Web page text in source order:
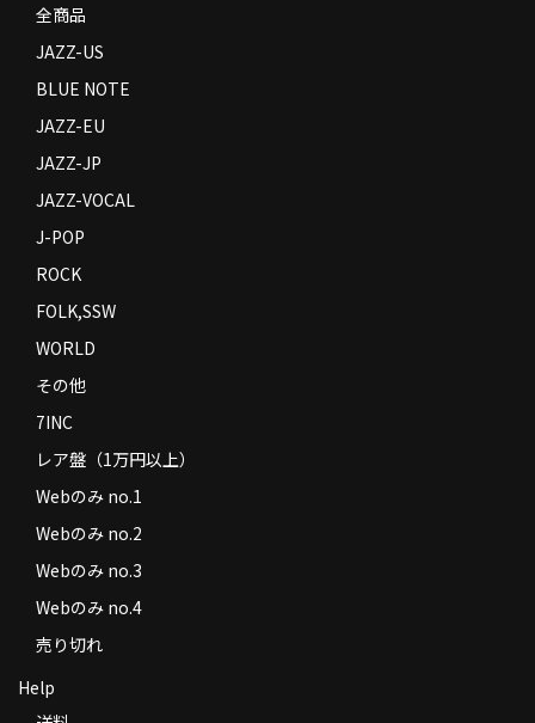
全商品
JAZZ-US
BLUE NOTE
JAZZ-EU
JAZZ-JP
JAZZ-VOCAL
J-POP
ROCK
FOLK,SSW
WORLD
その他
7INC
レア盤（1万円以上）
Webのみ no.1
Webのみ no.2
Webのみ no.3
Webのみ no.4
売り切れ
Help